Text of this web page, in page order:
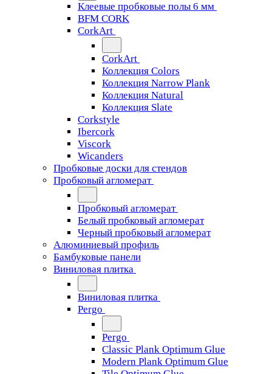
Клеевые пробковые полы 6 мм
BFM CORK
CorkArt
CorkArt
Коллекция Colors
Коллекция Narrow Plank
Коллекция Natural
Коллекция Slate
Corkstyle
Ibercork
Viscork
Wicanders
Пробковые доски для стендов
Пробковый агломерат
Пробковый агломерат
Белый пробковый агломерат
Черный пробковый агломерат
Алюминиевый профиль
Бамбуковые панели
Виниловая плитка
Виниловая плитка
Pergo
Pergo
Classic Plank Optimum Glue
Modern Plank Optimum Glue